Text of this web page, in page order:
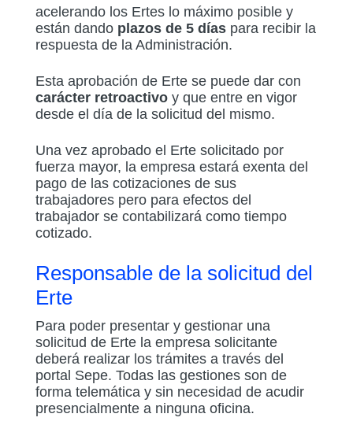
acelerando los Ertes lo máximo posible y
están dando plazos de 5 días para recibir la
respuesta de la Administración.
Esta aprobación de Erte se puede dar con
carácter retroactivo y que entre en vigor
desde el día de la solicitud del mismo.
Una vez aprobado el Erte solicitado por
fuerza mayor, la empresa estará exenta del
pago de las cotizaciones de sus
trabajadores pero para efectos del
trabajador se contabilizará como tiempo
cotizado.
Responsable de la solicitud del
Erte
Para poder presentar y gestionar una
solicitud de Erte la empresa solicitante
deberá realizar los trámites a través del
portal Sepe. Todas las gestiones son de
forma telemática y sin necesidad de acudir
presencialmente a ninguna oficina.